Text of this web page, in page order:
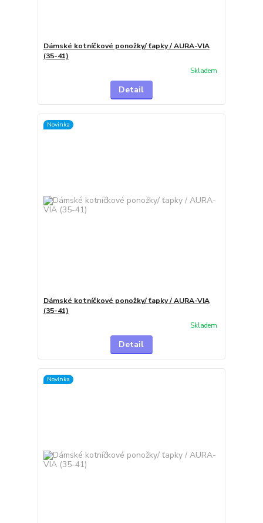
Dámské kotníčkové ponožky/ ťapky / AURA-VIA
(35-41)
Skladem
Detail
Novinka
Dámské kotníčkové ponožky/ ťapky / AURA-VIA
(35-41)
Skladem
Detail
Novinka